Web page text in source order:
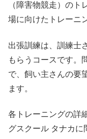
（障害物競走）のト
場に向けたトレーニ
出張訓練は、訓練士
もらうコースです。
で、飼い主さんの要
ます。
各トレーニングの詳
グスクール タナカに